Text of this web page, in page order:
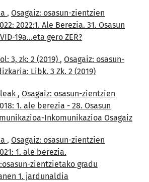
, Osagaiz: osasun-zientzien
2022:1. Ale Berezia. 31. Osasun
19a...eta gero ZER?
3, zk: 2 (2019) , Osagaiz: osasun-
Libk. 3 Zk. 2 (2019)
, Osagaiz: osasun-zientzien
1. ale berezia - 28. Osasun
Inkomunikazioa Osagaiz
, Osagaiz: osasun-zientzien
1. ale berezia.
zientzietako gradu
1. jardunaldia